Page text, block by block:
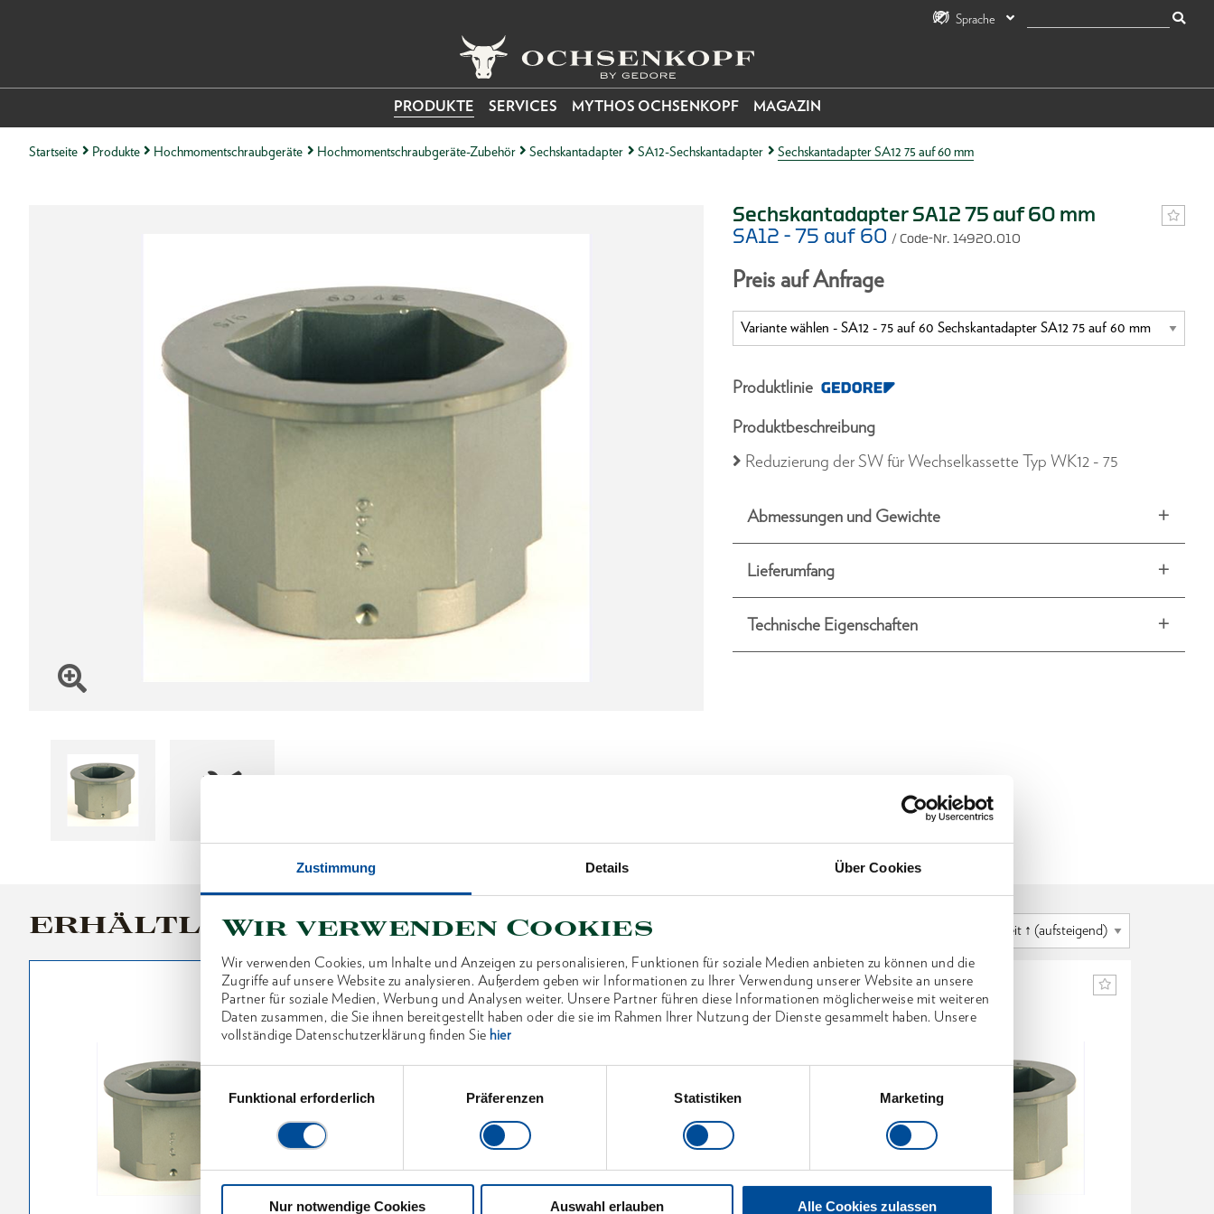
Zustimmung Details Über Cookies
Wir verwenden Cookies
Wir verwenden Cookies, um Inhalte und Anzeigen zu personalisieren, Funktionen für soziale Medien anbieten zu können und die
Zugriffe auf unsere Website zu analysieren. Außerdem geben wir Informationen zu Ihrer Verwendung unserer Website an unsere
Partner für soziale Medien, Werbung und Analysen weiter. Unsere Partner führen diese Informationen möglicherweise mit weiteren
Daten zusammen, die Sie ihnen bereitgestellt haben oder die sie im Rahmen Ihrer Nutzung der Dienste gesammelt haben. Unsere
vollständige Datenschutzerklärung finden Sie hier
Einwilligungsauswahl
Funktional erforderlich
Präferenzen Statistiken Marketing
Nur notwendige Cookies Auswahl erlauben Alle Cookies zulassen
Sprache
PRODUKTE SERVICES MYTHOS OCHSENKOPF MAGAZIN
Startseite Produkte Hochmomentschraubgeräte Hochmomentschraubgeräte-Zubehör Sechskantadapter SA12-Sechskantadapter Sechskantadapter SA12 75 auf 60 mm
Sechskantadapter SA12 75 auf 60 mm
SA12 - 75 auf 60 / Code-Nr. 14920.010
Preis auf Anfrage
Produktlinie
Produktbeschreibung
Reduzierung der SW für Wechselkassette Typ WK12 - 75
Abmessungen und Gewichte
Lieferumfang
Technische Eigenschaften
ERHÄLTLICHE VARIANTEN